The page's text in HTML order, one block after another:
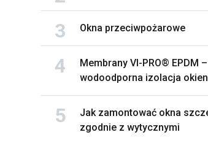
Okna przeciwpożarowe
Membrany VI-PRO® EPDM –
wodoodporna izolacja
Jak zamontować okna
zgodnie z wytycznymi